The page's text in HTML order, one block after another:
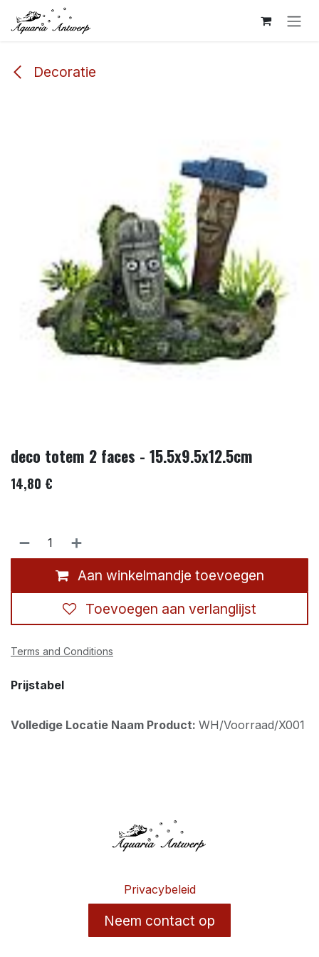
Overslaan naar inhoud
Decoratie
deco totem 2 faces - 15.5x9.5x12.5cm
14,80 €
Aan winkelmandje toevoegen
Toevoegen aan verlanglijst
Terms and Conditions
Prijstabel
Volledige Locatie Naam Product: WH/Voorraad/X001
Privacybeleid
Neem contact op